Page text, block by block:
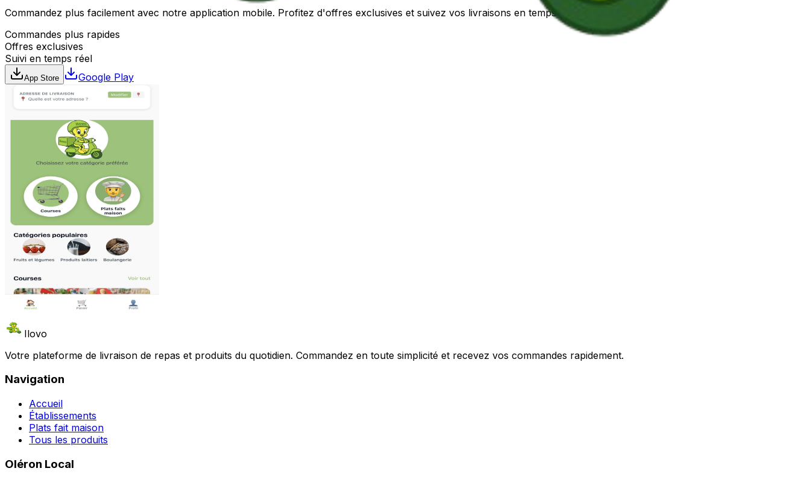
Commandez plus facilement avec notre application mobile. Profitez d'offres exclusives et suivez vos livraisons en temps réel.
Commandes plus rapides
Offres exclusives
Suivi en temps réel
App Store Google Play
Ilovo
Votre plateforme de livraison de repas et produits du quotidien. Commandez en toute simplicité et recevez vos commandes rapidement.
Navigation
Accueil
Établissements
Plats fait maison
Tous les produits
Oléron Local